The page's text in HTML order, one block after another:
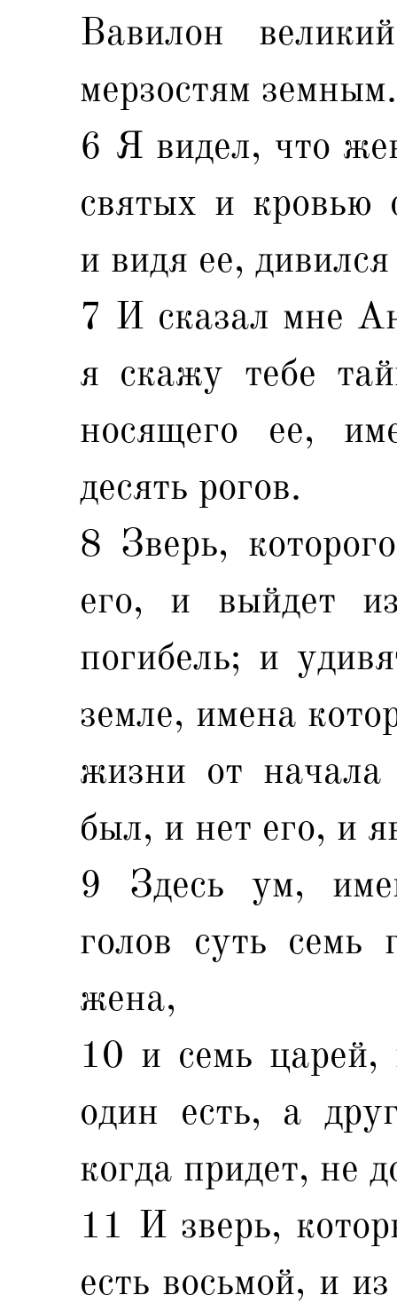
Вавилон
мерзостям земным.
6 Я видел, что
святых и кровью
и видя ее,
7 И сказал мне
я скажу тебе
носящего ее,
десять рогов.
8 Зверь,
его, и выйдет
погибель; и
земле, имена
жизни от
был, и нет его, и
9 Здесь ум,
голов суть семь
жена,
10 и семь царей,
один есть, а
когда придет, не
11 И зверь,
есть восьмой, и